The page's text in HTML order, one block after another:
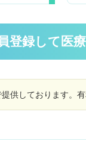
がいしま
登録して医
供しております。